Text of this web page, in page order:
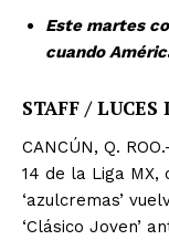
Este martes
cuando
STAFF / LUCES
CANCÚN, Q.
14 de la Liga MX,
‘azulcremas’
‘Clásico Joven’